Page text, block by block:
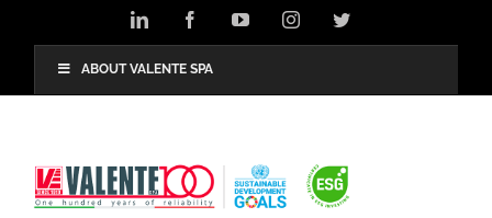
LinkedIn FacebookYouTubeInstagramTwitter
ABOUT VALENTE SPA